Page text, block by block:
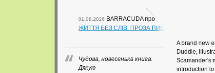
01.08.2026 BARRACUDAпро
ЖИТТЯ БЕЗ СЛІВ. ПРОЗА ПИСЬМЕННИКІВ ІЗ
Чудова, новесенька книга.
Дякую
A brand new
Duddle,
Scamander's
introduction